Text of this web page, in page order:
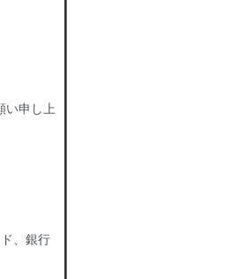
い申し上
、銀行